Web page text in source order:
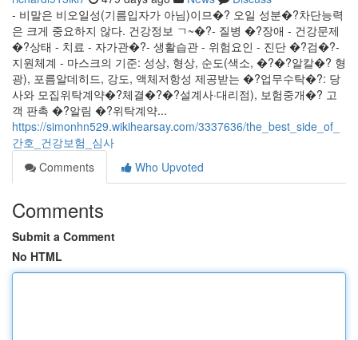
- 비말은 비오일성(기름입자가 아님)이므�? 오일 성분�?차단능력
은 크게 중요하지 않다. 건강정보 ㄱ~�?- 질병 �?장애 - 건강문제
�?상태 - 치료 - 자가관�?- 생활습관 - 위험요인 - 진단 �?검�?-
지원체계 - 마스크의 기준: 성상, 형상, 순도(색소, �?�?알칼�? 형
광), 포름알데히드, 강도, 액체저항성 제공받는 �?업무수탁�?: 당
사와 모집위탁계약�?체결�?�?설계사·대리점), 보험중개�? 고
객 판촉 �?알림 �?위탁계약...
https://simonhn529.wikihearsay.com/3337636/the_best_side_of_
간호_건강보험_심사
Comments
Who Upvoted
Comments
Submit a Comment
No HTML